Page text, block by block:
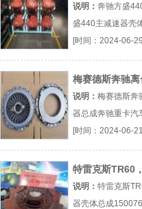
说明： 奔驰方盛
盛440主减速器壳
梅赛德斯奔驰厂（
速器壳体』
[时间：2024-06-
梅赛德斯奔驰
说明： 梅赛德斯奔
器总成奔驰重卡汽
成厂（...『离合器
[时间：2024-06-
特雷克斯TR60
壳体总成
说明： 特雷克斯
器壳体总成